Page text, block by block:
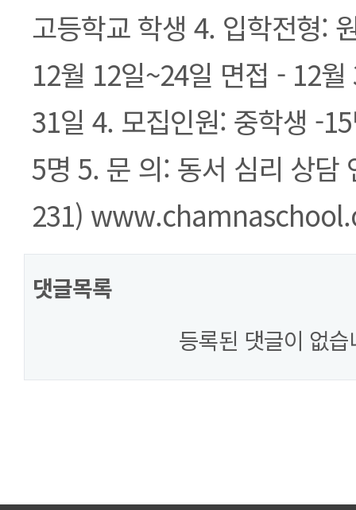
고등학교 학생 4. 입학전형:
12월 12일~24일 면접 - 12
31일 4. 모집인원: 중학생 -
5명 5. 문 의: 동서 심리 상담
231)
댓글목록
등록된 댓글이 없습